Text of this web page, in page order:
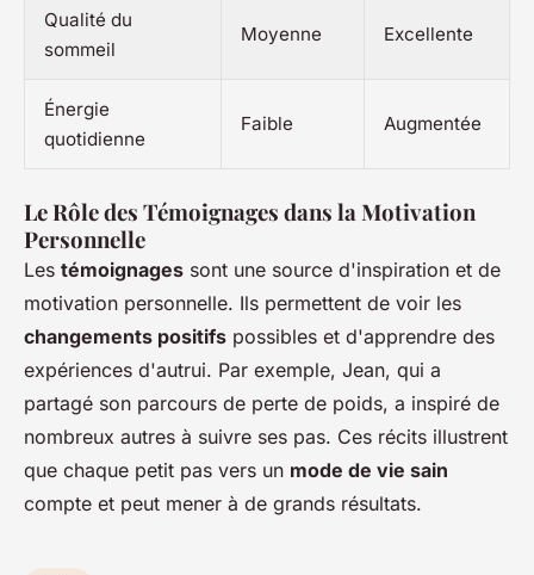
Qualité du
sommeil
Moyenne Excellente
Énergie
quotidienne
Faible Augmentée
Le Rôle des Témoignages dans la Motivation
Personnelle
Les témoignages sont une source d'inspiration et de
motivation personnelle. Ils permettent de voir les
changements positifs possibles et d'apprendre des
expériences d'autrui. Par exemple, Jean, qui a
partagé son parcours de perte de poids, a inspiré de
nombreux autres à suivre ses pas. Ces récits illustrent
que chaque petit pas vers un mode de vie sain
compte et peut mener à de grands résultats.